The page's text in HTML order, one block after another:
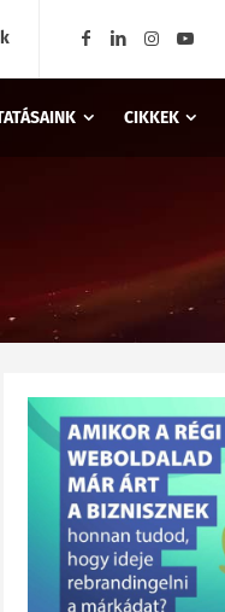
CIKKEK